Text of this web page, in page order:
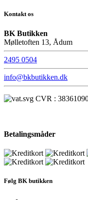
Kontakt os
BK Butikken
Mølletoften 13, Ådum
2495 0504
info@bkbutikken.dk
CVR :
Betalingsmåder
Følg BK butikken